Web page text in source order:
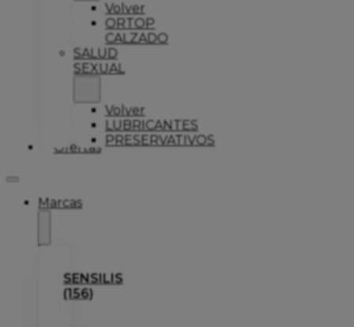
Volver
ORTOP
CALZADO
SALUD
SEXUAL
Volver
LUBRICANTES
PRESERVATIVOS
Ofertas
Marcas
SENSILIS
(156)